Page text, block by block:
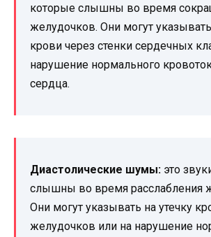
которые слышны во время
желудочков. Они могут указывать
крови через стенки сердечных
нарушение нормального
сердца.
Диастолические шумы: это
слышны во время расслабления
Они могут указывать на утечку
желудочков или на нарушение